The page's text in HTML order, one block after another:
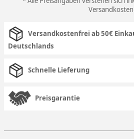
Versandkosten
Versandkostenfrei ab 50€
Deutschlands
Schnelle Lieferung
Preisgarantie